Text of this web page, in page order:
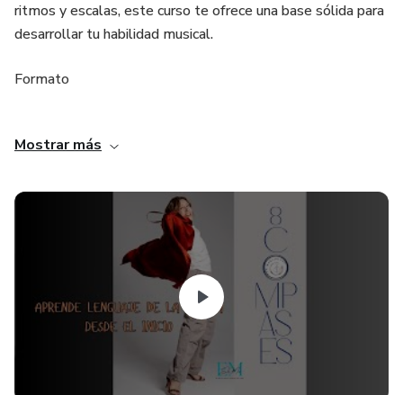
ritmos y escalas, este curso te ofrece una base sólida para
desarrollar tu habilidad musical.
Formato
prácticos.
Objetivo
El objetivo de este curso es proporcionarte los
fundamentos del lenguaje musical, enseñándote a leer,
escribir y comprender partituras básicas. Este curso está
diseñado para principiantes, por lo que no necesitas
experiencia previa en música.
Mostrar más